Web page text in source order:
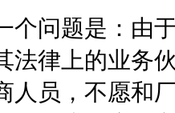
问题是：由于
法律上的业务
人员，不愿和